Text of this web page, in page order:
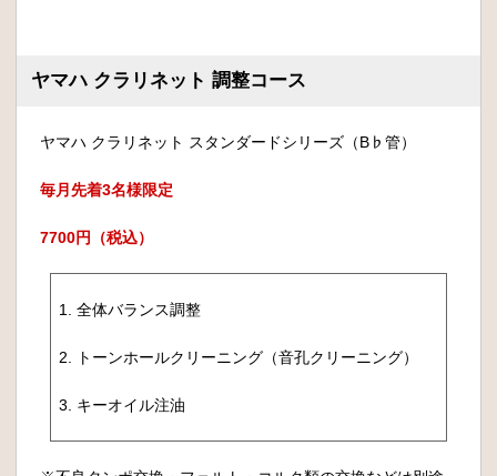
ヤマハ クラリネット 調整コース
ヤマハ クラリネット スタンダードシリーズ（B♭管）
毎月先着3名様限定
7700円（税込）
1. 全体バランス調整
2. トーンホールクリーニング（音孔クリーニング）
3. キーオイル注油